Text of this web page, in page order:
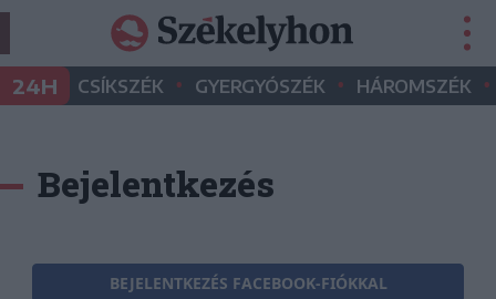
24H CSÍKSZÉK • GYERGYÓSZÉK • HÁROMSZÉK •
Bejelentkezés
BEJELENTKEZÉS FACEBOOK-FIÓKKAL